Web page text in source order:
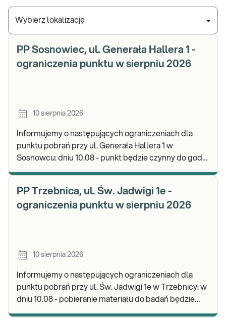
Wybierz lokalizację
PP Sosnowiec, ul. Generała Hallera 1 -
ograniczenia punktu w sierpniu 2026
10 sierpnia 2026
Informujemy o następujących ograniczeniach dla
punktu pobrań przy ul. Generała Hallera 1 w
Sosnowcu: dniu 10.08 - punkt będzie czynny do godz.
PP Trzebnica, ul. Św. Jadwigi 1e -
ograniczenia punktu w sierpniu 2026
10 sierpnia 2026
Informujemy o następujących ograniczeniach dla
punktu pobrań przy ul. Św. Jadwigi 1e w Trzebnicy: w
dniu 10.08 - pobieranie materiału do badań będzie